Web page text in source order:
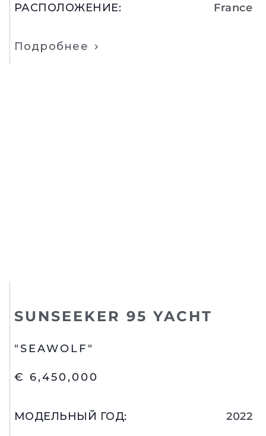
РАСПОЛОЖЕНИЕ: France
Подробнее
SUNSEEKER 95 YACHT
"SEAWOLF"
€ 6,450,000
МОДЕЛЬНЫЙ ГОД: 2022